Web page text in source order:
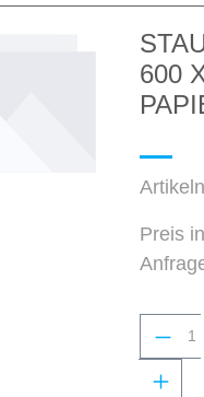
600
Preis